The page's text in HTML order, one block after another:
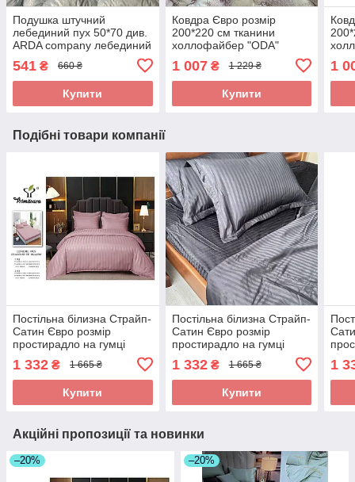
Подушка штучний
лебединий пух 50*70 див.
ARDA company лебединий
пух. Чохол 100% бавовна
541 ₴ 660 ₴
Купити
Ковдра Євро розмір
200*220 см тканини
холлофайбер "ODA"
1 007₴ 1 229 ₴
Купити
1
Подібні товари компанії
Постільна білизна Страйп-
Сатин Євро розмір
простирадло на гумці
якість
1 332 ₴ 1 665 ₴
Купити
Постільна білизна Страйп-
Сатин Євро розмір
простирадло на гумці
якість
1 332₴ 1 665 ₴
Купити
1
Акційні пропозиції та новинки
–20% –20%